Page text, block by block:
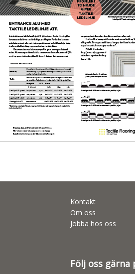
Kontakt
Om oss
Jobba hos oss
Följ oss gärna